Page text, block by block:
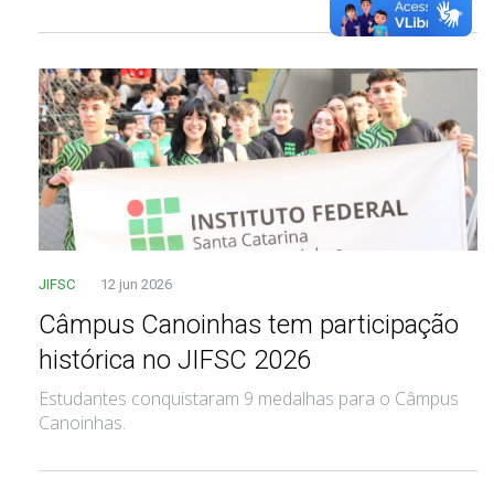
JIFSC 12 jun 2026
Câmpus Canoinhas tem participação
histórica no JIFSC 2026
Estudantes conquistaram 9 medalhas para o Câmpus
Canoinhas.